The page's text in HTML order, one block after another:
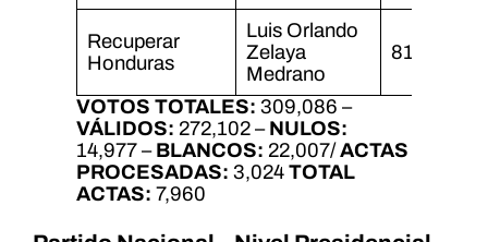
Recuperar
Honduras
Luis Orlando
Zelaya
Medrano
81,980
VOTOS TOTALES: 309,086 –
VÁLIDOS: 272,102 – NULOS:
14,977 – BLANCOS: 22,007/ACTAS
PROCESADAS: 3,024 TOTAL
ACTAS: 7,960